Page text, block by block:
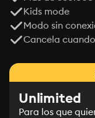
Kids mode
Modo sin
Cancela
Unlimited
Para los que